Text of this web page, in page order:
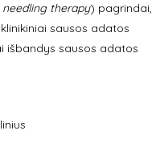
needling therapy) pagrindai,
sausos adatos
išbandys sausos adatos